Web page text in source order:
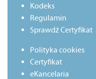
Kodeks
Regulamin
Sprawdź Certyfikat
Polityka cookies
Certyfikat
eKancelaria